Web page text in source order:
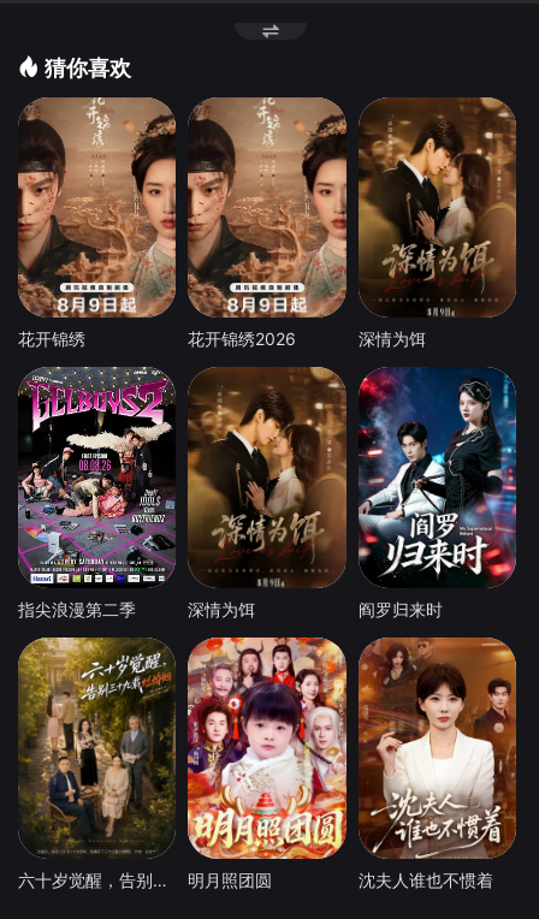
猜你喜欢
花开锦绣 花开锦绣2026 深情为饵
指尖浪漫第二季 深情为饵 阎罗归来时
六十岁觉醒，告别三十九载烂婚姻 明月照团圆 沈夫人谁也不惯着